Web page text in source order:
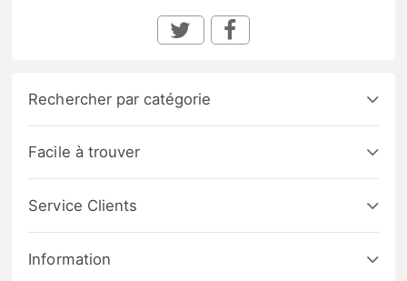
Rechercher par catégorie
Facile à trouver
Service Clients
Information